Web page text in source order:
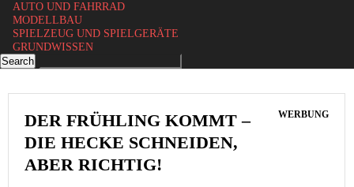
AUTO UND FAHRRAD
MODELLBAU
SPIELZEUG UND SPIELGERÄTE
GRUNDWISSEN
DER FRÜHLING KOMMT –
DIE HECKE SCHNEIDEN,
ABER RICHTIG!
WERBUNG